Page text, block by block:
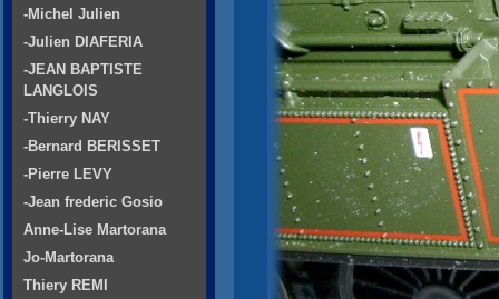
-Michel Julien
-Julien DIAFERIA
-JEAN BAPTISTE
LANGLOIS
-Thierry NAY
-Bernard BERISSET
-Pierre LEVY
-Jean frederic Gosio
Anne-Lise Martorana
Jo-Martorana
Thiery REMI